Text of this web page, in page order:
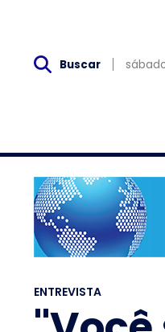
Buscar
ENTREVISTA